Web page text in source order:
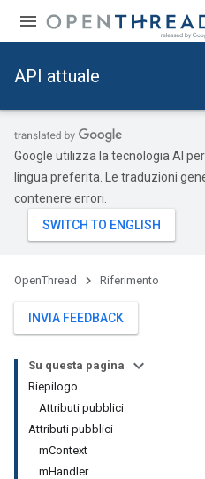
API attuale
Google utilizza la tecnologia AI
lingua preferita. Le traduzioni
contenere errori.
OpenThread Riferimento
INVIA FEEDBACK
Su questa pagina
Riepilogo
Attributi pubblici
Attributi pubblici
mContext
mHandler